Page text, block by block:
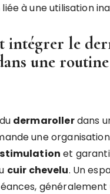
à une utilisation
intégrer le
une
dermarollerdans
une
stimulation et
cuir chevelu. Un
généralement